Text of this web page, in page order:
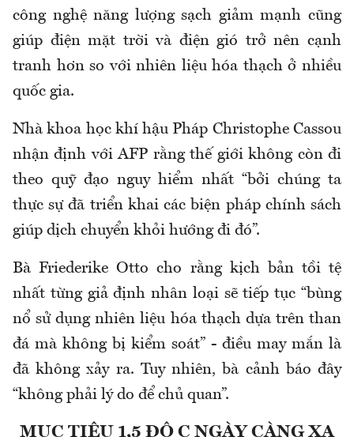
công nghệ năng lượng sạch giảm mạnh cũng
giúp điện mặt trời và điện gió trở nên cạnh
tranh hơn so với nhiên liệu hóa thạch ở nhiều
quốc gia.
Nhà khoa học khí hậu Pháp Christophe Cassou
nhận định với AFP rằng thế giới không còn đi
theo quỹ đạo nguy hiểm nhất “bởi chúng ta
thực sự đã triển khai các biện pháp chính sách
giúp dịch chuyển khỏi hướng đi đó”.
Bà Friederike Otto cho rằng kịch bản tồi tệ
nhất từng giả định nhân loại sẽ tiếp tục “bùng
nổ sử dụng nhiên liệu hóa thạch dựa trên than
đá mà không bị kiểm soát” - điều may mắn là
đã không xảy ra. Tuy nhiên, bà cảnh báo đây
“không phải lý do để chủ quan”.
MỤC TIÊU 1,5 ĐỘ C NGÀY CÀNG XA